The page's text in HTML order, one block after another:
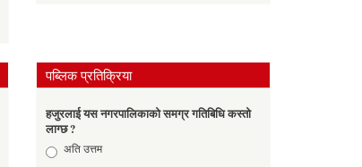
पब्लिक प्रतिक्रिया
हजुरलाई यस नगरपालिकाको समग्र गतिबिधि कस्तो
लाग्छ ?
Choicesअति उत्तम